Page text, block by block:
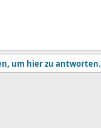
um hier zu antworten.